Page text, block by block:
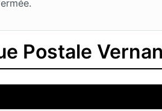
Postale